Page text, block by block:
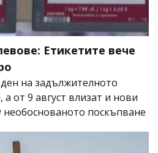
Етикетите вече
ден на задължителното
от 9 август влизат и нови
поскъпване